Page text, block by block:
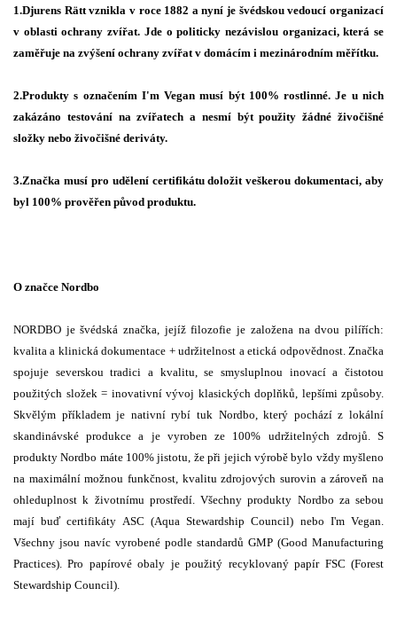
1.Djurens Rätt vznikla v roce 1882 a nyní je švédskou vedoucí organizací
v oblasti ochrany zvířat. Jde o politicky nezávislou organizaci, která se
zaměřuje na zvýšení ochrany zvířat v domácím i mezinárodním měřítku.
2.Produkty s označením I'm Vegan musí být 100% rostlinné. Je u nich
zakázáno testování na zvířatech a nesmí být použity žádné živočišné
složky nebo živočišné deriváty.
3.Značka musí pro udělení certifikátu doložit veškerou dokumentaci, aby
byl 100% prověřen původ produktu.
O značce Nordbo
NORDBO je švédská značka, jejíž filozofie je založena na dvou pilířích:
kvalita a klinická dokumentace + udržitelnost a etická odpovědnost. Značka
spojuje severskou tradici a kvalitu, se smysluplnou inovací a čistotou
použitých složek = inovativní vývoj klasických doplňků, lepšími způsoby.
Skvělým příkladem je nativní rybí tuk Nordbo, který pochází z lokální
skandinávské produkce a je vyroben ze 100% udržitelných zdrojů.
S
produkty Nordbo máte 100% jistotu, že při jejich výrobě bylo vždy myšleno
na maximální možnou funkčnost, kvalitu zdrojových surovin a zároveň na
ohleduplnost k životnímu prostředí. Všechny produkty Nordbo za sebou
mají buď certifikáty ASC (Aqua Stewardship Council) nebo I'm Vegan.
Všechny jsou navíc vyrobené podle standardů GMP (Good Manufacturing
Practices). Pro papírové obaly je použitý recyklovaný papír FSC (Forest
Stewardship Council).